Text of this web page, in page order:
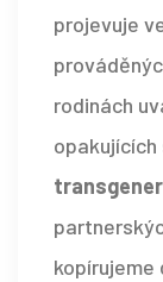
projevuje
rodinách
kopírujeme